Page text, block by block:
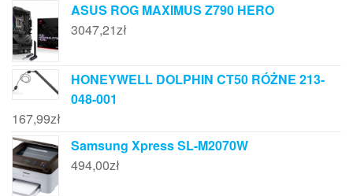
ASUS ROG MAXIMUS Z790 HERO
3047,21zł
HONEYWELL DOLPHIN CT50 RÓŻNE 213-
048-001
167,99zł
Samsung Xpress SL-M2070W
494,00zł